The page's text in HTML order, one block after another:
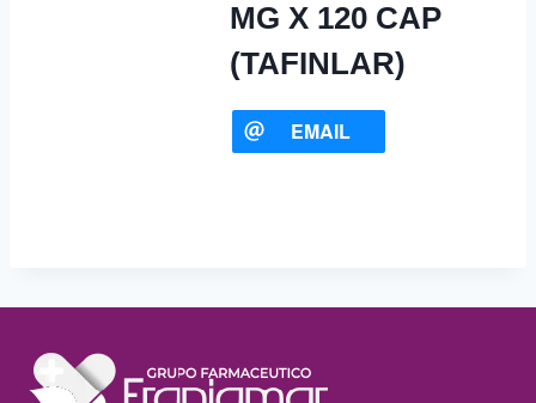
MG X 120 CAP
(TAFINLAR)
EMAIL